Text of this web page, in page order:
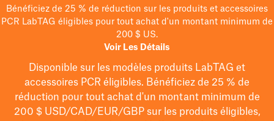
Bénéficiez de 25 % de réduction sur les produits et accessoires
PCR LabTAG éligibles pour tout achat d'un montant minimum de
200 $ US.
Voir Les Détails
Disponible sur les modèles produits LabTAG et
accessoires PCR éligibles. Bénéficiez de 25 % de
réduction pour tout achat d'un montant minimum de
200 $USD/CAD/EUR/GBPsur les produits éligibles,